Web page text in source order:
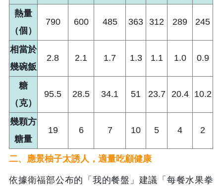
熱量
（個）
790 600 485 363 312 289 245
相當於
幾碗飯
2.8 2.1 1.7 1.3 1.1 1.0 0.9
糖
（克）
95.5 28.5 34.1 51 23.7 20.4 10.2
幾顆方
糖量
19 6 7 10 5 4 2
二、 應景柚子太誘人，適量吃顧健康
依據衛福部公布的「我的餐盤」建議「每餐水果拳